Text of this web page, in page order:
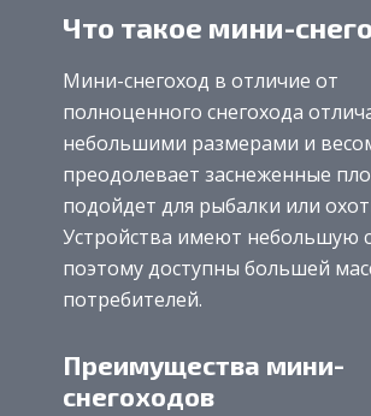
Что такое мини-
Мини-снегоход в отличие от
полноценного снегохода
небольшими размерами и
преодолевает заснеженные
подойдет для рыбалки или
Устройства имеют небольшую
поэтому доступны большей
потребителей.
Преимущества мини-
снегоходов